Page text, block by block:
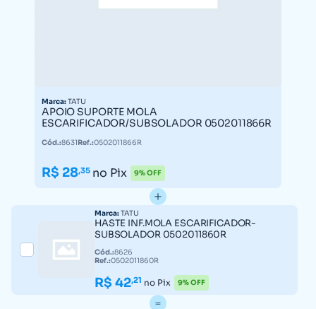
Marca:TATU
APOIO SUPORTE MOLA
ESCARIFICADOR/SUBSOLADOR 0502011866R
Cód.:8631Ref.:0502011866R
R$ 28,35 no Pix 9% OFF
Marca:TATU
HASTE INF.MOLA ESCARIFICADOR-
SUBSOLADOR 0502011860R
Cód.:8626
Ref.:0502011860R
R$ 42,21 no Pix 9% OFF